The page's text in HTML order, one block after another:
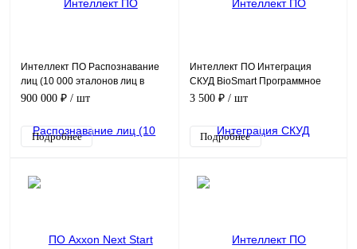
Интеллект ПО Распознавание
лиц (10 000 эталонов лиц в
базе) Программное
900 000 ₽ / шт
Подробнее
Интеллект ПО Интеграция
СКУД BioSmart Программное
обеспечение (опция)
3 500 ₽ / шт
Подробнее